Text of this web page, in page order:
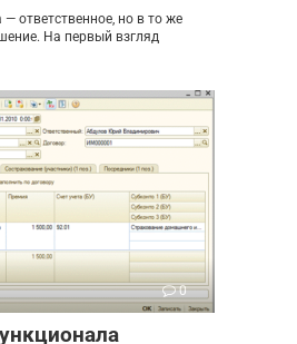
ответственное, но в то же
На первый взгляд
0